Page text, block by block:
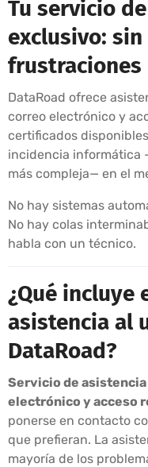
Tu servicio
exclusivo:
frustraciones
DataRoad ofrece
correo electrónico y
certificados
incidencia informática
más compleja— en el
No hay sistemas
No hay colas
habla con un técnico.
¿Qué incluye
asistencia al
DataRoad?
Servicio de
electrónico y acceso
ponerse en contacto
que prefieran. La
mayoría de los